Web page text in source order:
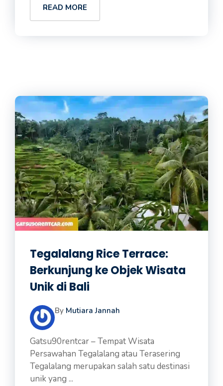
READ MORE
Tegalalang Rice Terrace:
Berkunjung ke Objek Wisata
Unik di Bali
By Mutiara Jannah
Gatsu90rentcar – Tempat Wisata
Persawahan Tegalalang atau Terasering
Tegalalang merupakan salah satu destinasi
unik yang ...